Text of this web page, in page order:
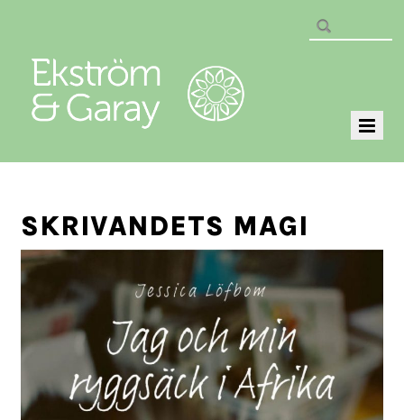
SKRIVANDETS MAGI